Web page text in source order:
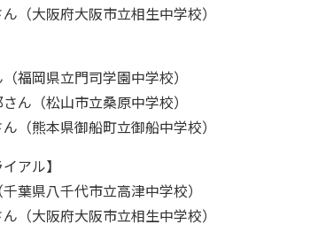
（大阪府大阪市立相生中学校）
福岡県立門司学園中学校）
ん（松山市立桑原中学校）
（熊本県御船町立御船中学校）
アル】
葉県八千代市立高津中学校）
（大阪府大阪市立相生中学校）